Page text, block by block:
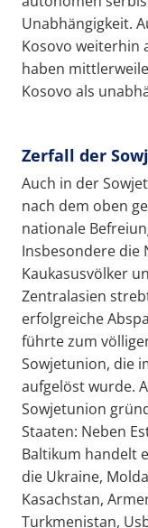
Unabhängigkeit.
Kosovo weiterhin
haben
Kosovo als
Zerfall der
Auch in der
nach dem oben
nationale
Insbesondere die
Kaukasusvölker
Zentralasien
erfolgreiche
führte zum
Sowjetunion, die
aufgelöst wurde.
Sowjetunion
Staaten: Neben
Baltikum handelt
die Ukraine,
Kasachstan,
Turkmenistan,